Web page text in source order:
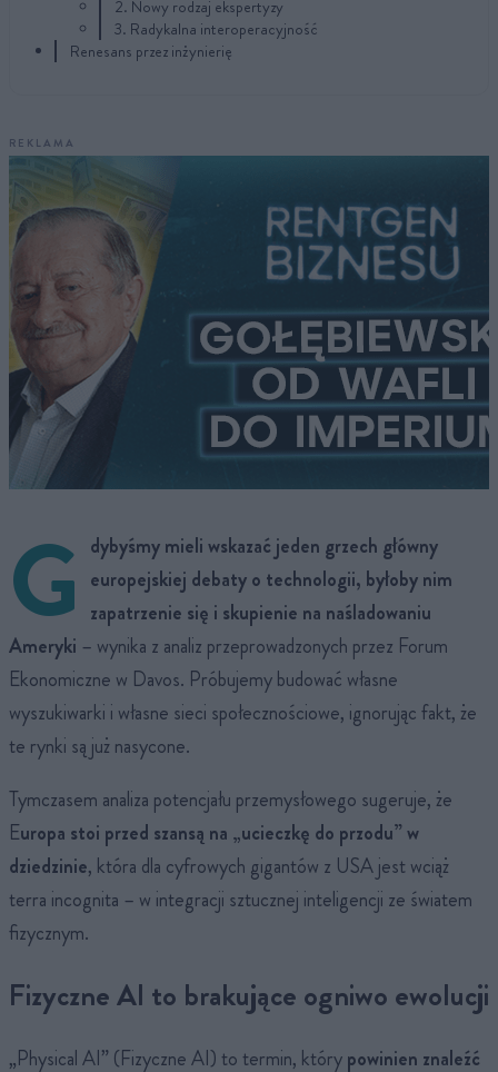
2. Nowy rodzaj ekspertyzy
3. Radykalna interoperacyjność
Renesans przez inżynierię
REKLAMA
G dybyśmy mieli wskazać jeden grzech główny
europejskiej debaty o technologii, byłoby nim
zapatrzenie się i skupienie na naśladowaniu
Ameryki – wynika z analiz przeprowadzonych przez Forum
Ekonomiczne w Davos. Próbujemy budować własne
wyszukiwarki i własne sieci społecznościowe, ignorując fakt, że
te rynki są już nasycone.
Tymczasem analiza potencjału przemysłowego sugeruje, że
Europa stoi przed szansą na „ucieczkę do przodu” w
dziedzinie, która dla cyfrowych gigantów z USA jest wciąż
terra incognita – w integracji sztucznej inteligencji ze światem
fizycznym.
Fizyczne AI to brakujące ogniwo ewolucji
„Physical AI” (Fizyczne AI) to termin, którypowinien znaleźć